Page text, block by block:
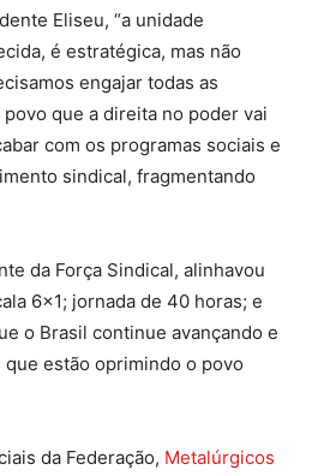
Eliseu, “a unidade
é estratégica, mas não
engajar todas as
que a direita no poder vai
com os programas sociais e
sindical, fragmentando
da Força Sindical, alinhavou
6×1; jornada de 40 horas; e
o Brasil continue avançando e
estão oprimindo o povo
da Federação, Metalúrgicos